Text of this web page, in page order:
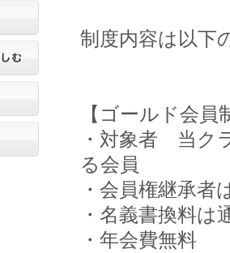
制度内容は以下
【ゴールド会員
・対象者 当ク
る会員
・会員権継承者
・名義書換料は
・年会費無料